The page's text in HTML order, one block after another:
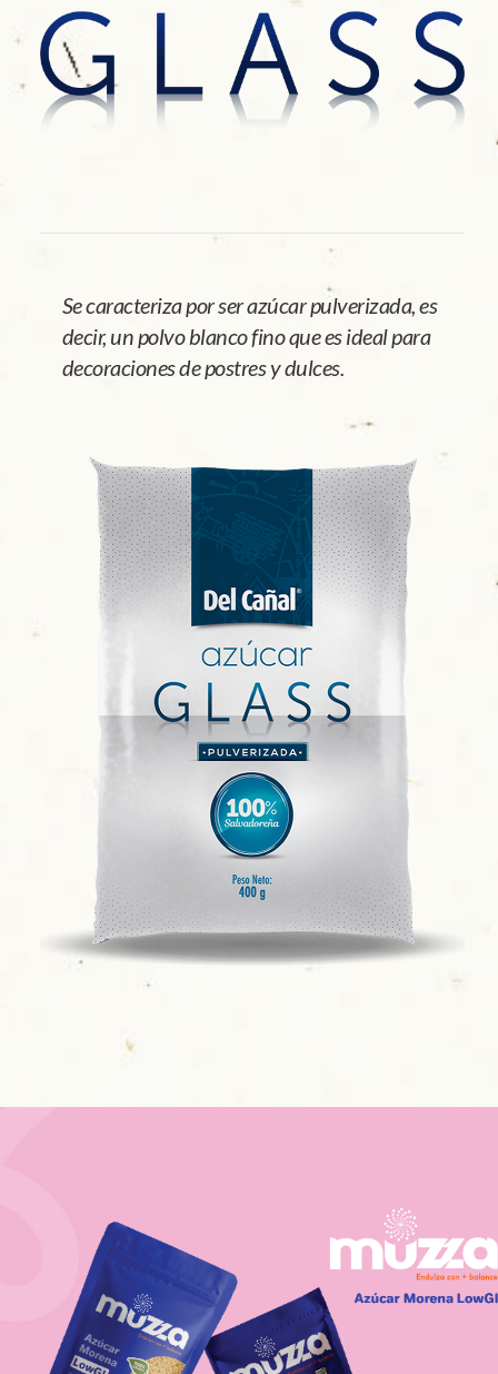
Se caracteriza por ser azúcar pulverizada, es
decir, un polvo blanco fino que es ideal para
decoraciones de postres y dulces.